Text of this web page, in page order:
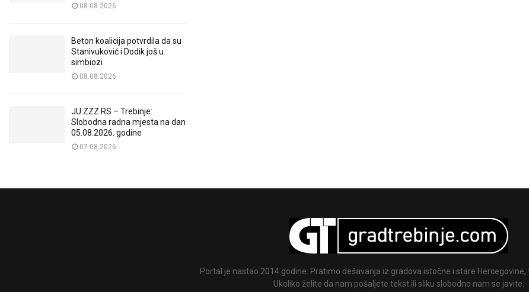
08.08.2026
Beton koalicija potvrdila da su
Stanivuković i Dodik još u
simbiozi
08.08.2026
JU ZZZ RS – Trebinje:
Slobodna radna mjesta na dan
05.08.2026. godine
07.08.2026
Portal je nastao 2014 godine. Pratimo dešavanja iz gradova istočne i stare Hercegovine,
Ukoliko želite da nam pošaljete tekst ili sliku slobodno nam se javite.